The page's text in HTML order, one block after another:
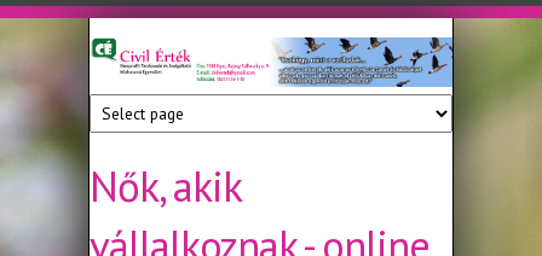
Ugrás a tartalomra
Civil
Érték
Nonprofit
Tanácsadó
és
Közhasznú
Egyesület
Nők, akik